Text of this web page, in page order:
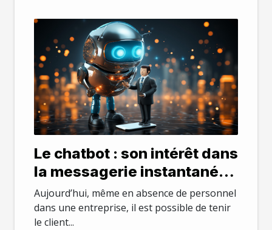
Le chatbot : son intérêt dans
la messagerie instantanée
dans une entreprise
Aujourd’hui, même en absence de personnel
dans une entreprise, il est possible de tenir
le client...